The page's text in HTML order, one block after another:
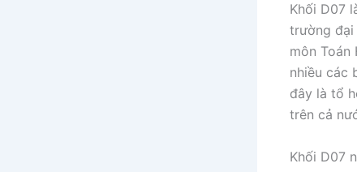
Khối D07
trường đại
môn
nhiều các
đây là tổ
trên cả
Khối D07